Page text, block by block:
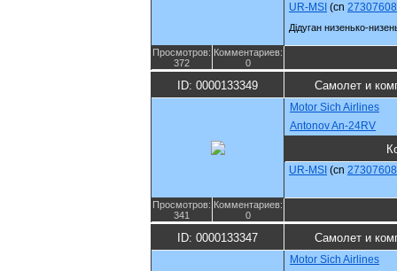
UR-MSI (cn 27307608
Дiдуган низенько-
Просмотров:
372
Комментариев:
0
ID: 0000133349 Самолет и
Motor Sich Airlines
Antonov An-24RV
UR-MSI (cn 27307608
Просмотров:
341
Комментариев:
0
ID: 0000133347 Самолет и
Motor Sich Airlines